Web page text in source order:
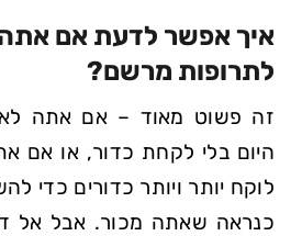
איך אפשר לדעת אם‌
לתרופות מרשם?
זה פשוט ⁤מאוד – אם אתה לא
היום בלי לקחת כדור, או אם
לוקח יותר ויותר כדורים כדי
כנראה שאתה מכור. ⁤אבל אל